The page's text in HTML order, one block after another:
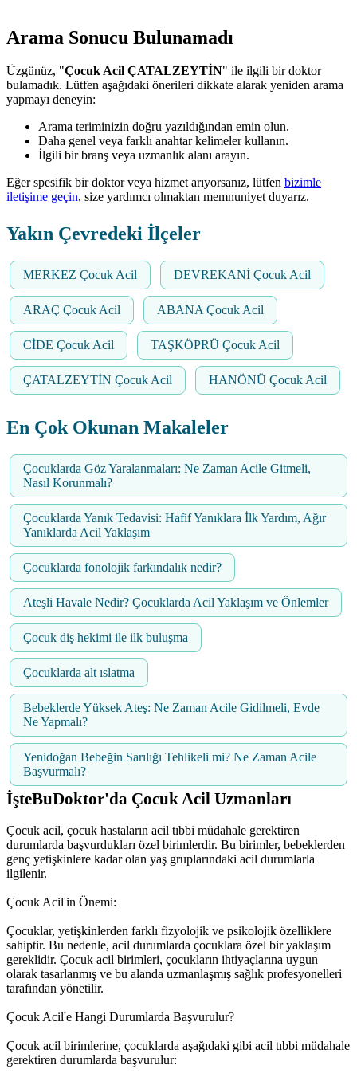
Arama Sonucu Bulunamadı
Üzgünüz, "Çocuk Acil ÇATALZEYTİN" ile ilgili bir doktor
bulamadık. Lütfen aşağıdaki önerileri dikkate alarak yeniden arama
yapmayı deneyin:
Arama teriminizin doğru yazıldığından emin olun.
Daha genel veya farklı anahtar kelimeler kullanın.
İlgili bir branş veya uzmanlık alanı arayın.
Eğer spesifik bir doktor veya hizmet arıyorsanız, lütfen bizimle
iletişime geçin, size yardımcı olmaktan memnuniyet duyarız.
Yakın Çevredeki İlçeler
MERKEZ Çocuk Acil DEVREKANİ Çocuk Acil
ARAÇ Çocuk Acil ABANA Çocuk Acil
CİDE Çocuk Acil TAŞKÖPRÜ Çocuk Acil
ÇATALZEYTİN Çocuk Acil HANÖNÜ Çocuk Acil
En Çok Okunan Makaleler
Çocuklarda Göz Yaralanmaları: Ne Zaman Acile Gitmeli,
Nasıl Korunmalı?
Çocuklarda Yanık Tedavisi: Hafif Yanıklara İlk Yardım, Ağır
Yanıklarda Acil Yaklaşım
Çocuklarda fonolojik farkındalık nedir?
Ateşli Havale Nedir? Çocuklarda Acil Yaklaşım ve Önlemler
Çocuk diş hekimi ile ilk buluşma
Çocuklarda alt ıslatma
Bebeklerde Yüksek Ateş: Ne Zaman Acile Gidilmeli, Evde
Ne Yapmalı?
Yenidoğan Bebeğin Sarılığı Tehlikeli mi? Ne Zaman Acile
Başvurmalı?
İşteBuDoktor'da Çocuk Acil Uzmanları
Çocuk acil, çocuk hastaların acil tıbbi müdahale gerektiren
durumlarda başvurdukları özel birimlerdir. Bu birimler, bebeklerden
genç yetişkinlere kadar olan yaş gruplarındaki acil durumlarla
ilgilenir.
Çocuk Acil'in Önemi:
Çocuklar, yetişkinlerden farklı fizyolojik ve psikolojik özelliklere
sahiptir. Bu nedenle, acil durumlarda çocuklara özel bir yaklaşım
gereklidir. Çocuk acil birimleri, çocukların ihtiyaçlarına uygun
olarak tasarlanmış ve bu alanda uzmanlaşmış sağlık profesyonelleri
tarafından yönetilir.
Çocuk Acil'e Hangi Durumlarda Başvurulur?
Çocuk acil birimlerine, çocuklarda aşağıdaki gibi acil tıbbi müdahale
gerektiren durumlarda başvurulur: